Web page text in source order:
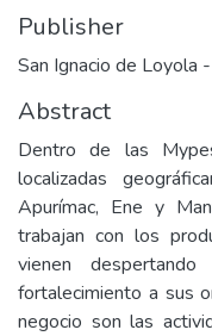
Publisher
San Ignacio de Loyola
Abstract
Dentro de las
localizadas
Apurímac, Ene y
trabajan con los
vienen
fortalecimiento a sus
negocio son las